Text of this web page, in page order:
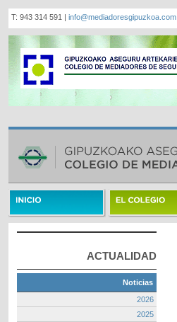
T: 943 314 591 | info@mediadoresgipuzkoa.com
ACTUALIDAD
Noticias
2026
2025